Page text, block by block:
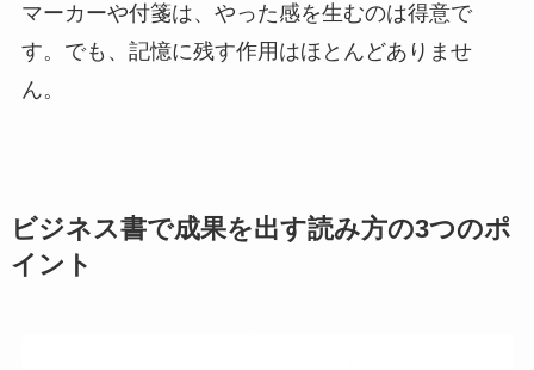
マーカーや付箋は、やった感を生むのは得意で
す。でも、記憶に残す作用はほとんどありませ
ん。
ビジネス書で成果を出す読み方の3つのポ
イント